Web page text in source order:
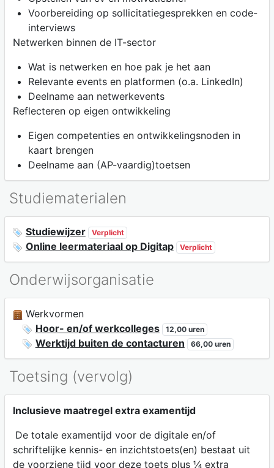
Voorbereiding op sollicitatiegesprekken en code-
interviews
Netwerken binnen de IT-sector
Wat is netwerken en hoe pak je het aan
Relevante events en platformen (o.a. LinkedIn)
Deelname aan netwerkevents
Reflecteren op eigen ontwikkeling
Eigen competenties en ontwikkelingsnoden in
kaart brengen
Deelname aan (AP-vaardig)toetsen
Studiematerialen
Studiewijzer Verplicht
Online leermateriaal op Digitap Verplicht
Onderwijsorganisatie
Werkvormen
Hoor- en/of werkcolleges
12,00 uren
Werktijd buiten de contacturen 66,00 uren
Toetsing (vervolg)
Inclusieve maatregel extra examentijd
De totale examentijd voor de digitale en/of
schriftelijke kennis- en inzichtstoets(en) bestaat uit
de voorziene tijd voor deze toets plus ¼ extra